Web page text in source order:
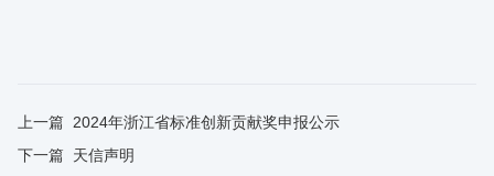
上一篇 2024年浙江省标准创新贡献奖申报公示
下一篇 天信声明